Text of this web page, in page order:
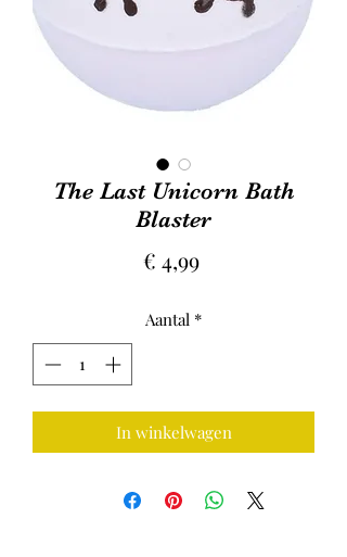
The Last Unicorn Bath
Blaster
€ 4,99Prijs
Aantal *
In winkelwagen